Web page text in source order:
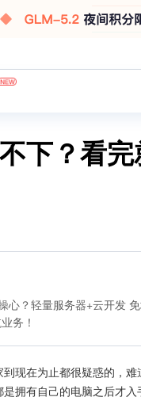
下？看
心？轻量服务器+云开发
务！
现在为止都很疑惑的，
拥有自己的电脑之后才